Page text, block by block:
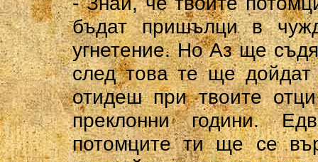
бъдат пришълци в
угнетение. Но Аз ще
след това те ще
отидеш при твоите
преклонни години.
потомците ти ще се